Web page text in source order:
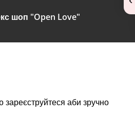
шоп "Open Love"
зареєструйтеся аби зручно